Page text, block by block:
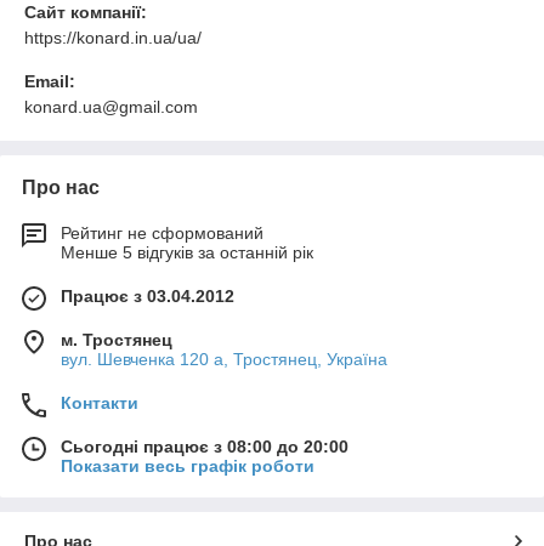
Сайт компанії:
https://konard.in.ua/ua/
Email:
konard.ua@gmail.com
Про нас
Рейтинг не сформований
Менше 5 відгуків за останній рік
Працює з 03.04.2012
м. Тростянец
вул. Шевченка 120 а, Тростянец, Україна
Контакти
Сьогодні працює з 08:00 до 20:00
Показати весь графік роботи
Про нас